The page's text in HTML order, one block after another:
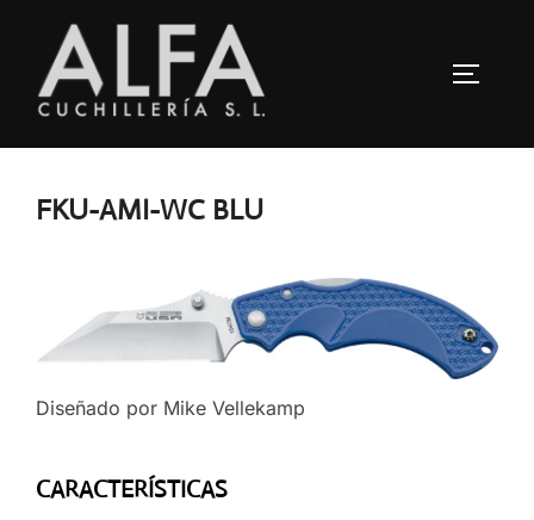
contenido
FKU-AMI-WC BLU
Diseñado por Mike Vellekamp
CARACTERÍSTICAS